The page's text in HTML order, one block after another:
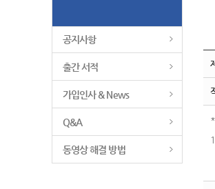
공지사항
출간 서적
가입인사 & News
Q&A
동영상 해결 방법